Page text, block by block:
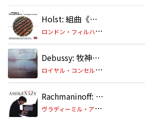
Holst: 組曲《惑星》作品32: 第4曲: 木星―快楽をもたらすもの
ロ
ンドン・フィルハーモニー管弦楽団/ベルナルト・ハイティンク
Debussy: 牧神の午後への前奏曲
ロ
イヤル・コンセルトヘボウ管弦楽団/ベルナルト・ハイティンク
Rachmaninoff: パガニーニの主題による狂詩曲 作品43: 第18変奏
ヴ
ラディーミル・アシュケナージ/フィルハーモニア管弦楽団/ベルナルト・ハイティンク